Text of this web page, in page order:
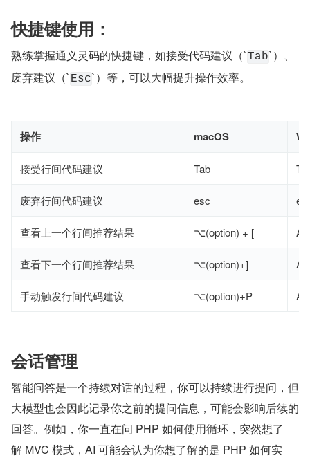
快捷键使用：
熟练掌握通义灵码的快捷键，如接受代码建议（`Tab​`）、
废弃建议（`​ Esc​`）等，可以大幅提升操作效率。
操作 macOS
接受行间代码建议 Tab
废弃行间代码建议 esc
查看上一个行间推荐结果 ⌥(option) + [
查看下一个行间推荐结果 ⌥(option)+]
手动触发行间代码建议 ⌥(option)+P
会话管理
智能问答是一个持续对话的过程，你可以持续进行提问，但
大模型也会因此记录你之前的提问信息，可能会影响后续的
回答。例如，你一直在问 PHP 如何使用循环，突然想了
解 MVC 模式，AI 可能会认为你想了解的是 PHP 如何实